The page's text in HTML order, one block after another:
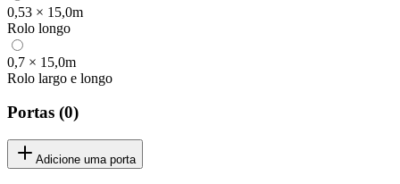
0,53 × 15,0m
Rolo longo
0,7 × 15,0m
Rolo largo e longo
Portas (0)
Adicione uma porta